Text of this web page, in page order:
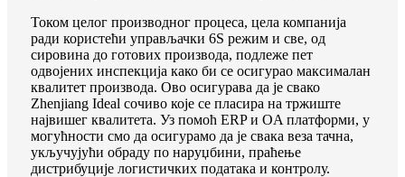
Током целог производног процеса, цела компанија
ради користећи управљачки 6S режим и све, од
сировина до готових производа, подлеже пет
одвојених инспекција како би се осигурао максималан
квалитет производа. Ово осигурава да је свако
Zhenjiang Ideal сочиво које се пласира на тржиште
највишег квалитета. Уз помоћ ERP и OA платформи, у
могућности смо да осигурамо да је свака веза тачна,
укључујући обраду по наруџбини, праћење
дистрибуције логистичких података и контролу.